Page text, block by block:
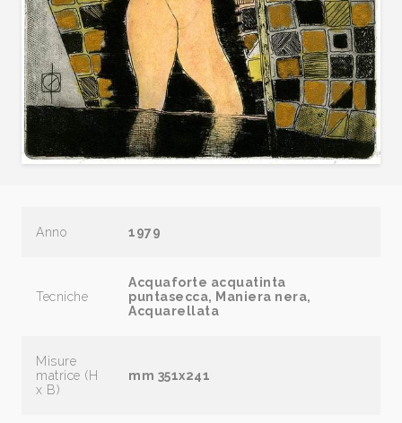
Anno 1979
Tecniche
Acquaforte acquatinta
puntasecca, Maniera nera,
Acquarellata
Misure
matrice (H
x B)
mm 351x241